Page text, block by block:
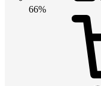
66%